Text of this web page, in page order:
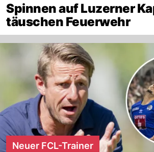
Spinnen auf Luzerner
täuschen Feuerwehr
Neuer FCL-Trainer